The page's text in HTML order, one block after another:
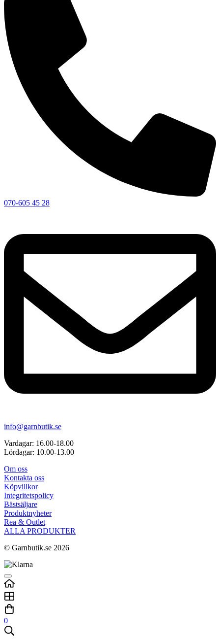
070-605 45 28
info@garnbutik.se
Vardagar: 16.00-18.00
Lördagar: 10.00-13.00
Om oss
Kontakta oss
Köpvillkor
Integritetspolicy
Bästsäljare
Produktnyheter
Rea & Outlet
ALLA PRODUKTER
© Garnbutik.se 2026
0